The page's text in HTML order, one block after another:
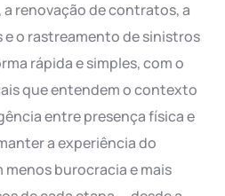
renovação de contratos, a
o rastreamento de sinistros
rápida e simples, com o
que entendem o contexto
entre presença física e
a experiência do
burocracia e mais